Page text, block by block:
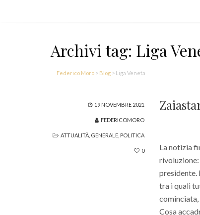
Archivi tag: Liga
Federico Moro > Blog > Liga Veneta
19 NOVEMBRE 2021
FEDERICOMORO
ATTUALITÀ GENERALE POLITICA
0
La notizia
presidente.
tra i quali
cominciata,
Cosa